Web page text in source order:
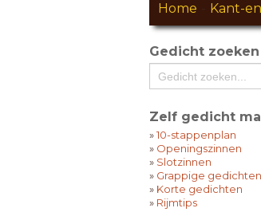
Home Kant-
Gedicht zoeken
Zelf gedicht
»10-stappenplan
» Openingszinnen
» Slotzinnen
» Grappige gedichten
» Korte gedichten
» Rijmtips